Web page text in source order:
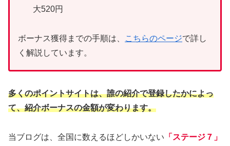
大520円
ボーナス獲得までの手順は、 こちらのページで詳し
く解説しています。
多くのポイントサイトは、誰の紹介で登録したかによっ
て、紹介ボーナスの金額が変わります。
当ブログは、全国に数えるほどしかいない 「ステージ７」